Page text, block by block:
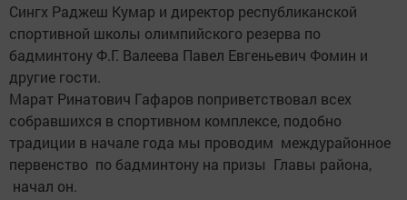
Сингх Раджеш Кумар и директор республиканской
спортивной школы олимпийского резерва по
бадминтону Ф.Г. Валеева Павел Евгеньевич Фомин и
другие гости.
Марат Ринатович Гафаров поприветствовал всех
собравшихся в спортивном комплексе, подобно
традиции в начале года мы проводим междурайонное
первенство по бадминтону на призы Главы района,
начал он.